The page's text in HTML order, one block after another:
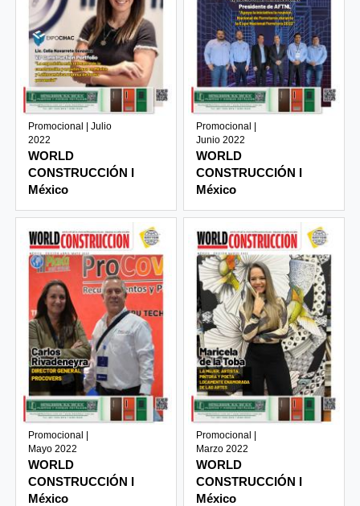
Promocional | Julio
2022
WORLD
CONSTRUCCIÓN I
México
Promocional |
Junio 2022
WORLD
CONSTRUCCIÓN I
México
Promocional |
Mayo 2022
WORLD
CONSTRUCCIÓN I
México
Promocional |
Marzo 2022
WORLD
CONSTRUCCIÓN I
México